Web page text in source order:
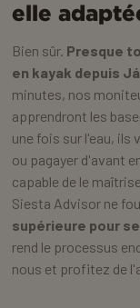
elle
Bien sûr. Presque
en kayak depuis
minutes, nos
apprendront les
une fois sur l'eau,
ou pagayer d'avant
capable de le
Siesta Advisor ne
supérieure pour
rend le processus
nous et profitez de